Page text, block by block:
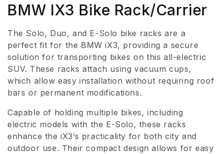
C
o
l
l
e
z
i
o
BMW IX3 Bike Rack/Carrier
The Solo, Duo, and E-Solo bike racks are a
perfect fit for the BMW iX3, providing a secure
solution for transporting bikes on this all-electric
SUV. These racks attach using vacuum cups,
which allow easy installation without requiring roof
bars or permanent modifications.
Capable of holding multiple bikes, including
electric models with the E-Solo, these racks
enhance the iX3’s practicality for both city and
outdoor use. Their compact design allows for easy